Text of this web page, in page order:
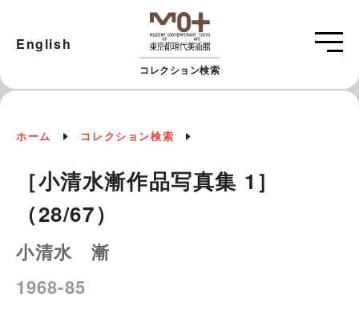
コレクション検索
English
ホーム コレクション検索
［小清水漸作品写真集 1］
（28/67）
小清水 漸
1968-85